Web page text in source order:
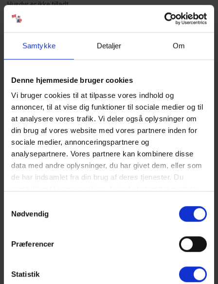
Samtykke Detaljer Om
Denne hjemmeside bruger cookies
Vi bruger cookies til at tilpasse vores indhold og
annoncer, til at vise dig funktioner til sociale medier og til
at analysere vores trafik. Vi deler også oplysninger om
din brug af vores website med vores partnere inden for
sociale medier, annonceringspartnere og
analysepartnere. Vores partnere kan kombinere disse
data med andre oplysninger, du har givet dem, eller som
de har indsamlet fra din brug af deres tjenester. Du
Nødvendig
Præferencer
Statistik
Husdyr er ikke tilladt.
GODT AT VIDE:
Ingen udlejning til ungdomsgrupper.
Fri parkering uden for ferieboligen.
Vandforbrug er inklusiv i prisen.
Rengøring er inklusiv i prisen.
4 soveværelser. 2 med dobbeltseng 180x200 cm. 2 med 1
enkeltseng (á 90x200 cm)
Det er muligt at låne barneseng og højstol fra kontoret.
Sengelinned er ikke inkluderet men kan tilkøbes.
NÆRMESTE INDKØB:
Bageri 850 meter fra ferieboligen. Supermarked "Storkøb" 750 m
fra ferieboligen.
4,8 • 7 Bedømmelser
4,9